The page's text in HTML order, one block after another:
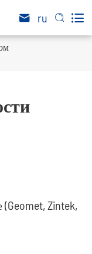
 ru  
Zintek,